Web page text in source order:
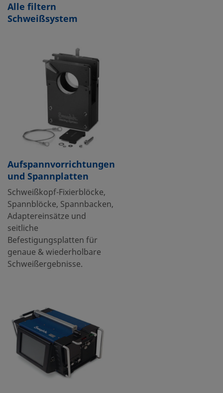
Alle filtern
Schweißsystem
Aufspannvorrichtungen
und Spannplatten
Schweißkopf-Fixierblöcke,
Spannblöcke, Spannbacken,
Adaptereinsätze und
seitliche
Befestigungsplatten für
genaue & wiederholbare
Schweißergebnisse.